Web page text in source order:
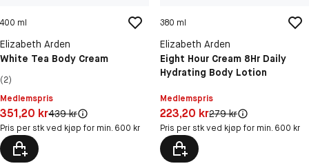
400 ml
Elizabeth Arden
White Tea Body Cream
(2)
Medlemspris
Pris: 351,20 kr
351,20 krOriginal pris:
439 kr
Pris per stk ved kjøp for min. 600 kr
380 ml
Elizabeth Arden
Eight Hour Cream 8Hr Daily
Hydrating Body Lotion
Medlemspris
Pris: 223,20 kr
223,20 krOriginal pris:
279 kr
Pris per stk ved kjøp for min. 600 kr